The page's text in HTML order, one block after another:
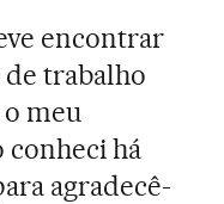
encontrar
de trabalho
meu
conheci há
agradecê-